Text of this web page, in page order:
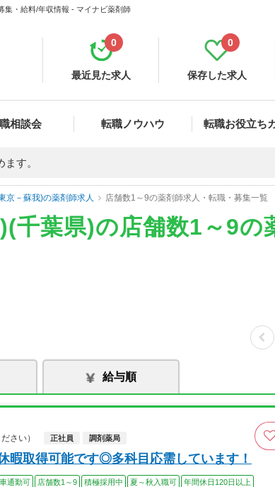
集・給料/年収情報 - マイナビ薬剤師
最近見た求人
0
保存した求人
0
相談会 転職ノウハウ 転職お役立ち
す。
京－蘇我)の薬剤師求人 店舗数1～9の薬剤師求人・転職・募集一覧
千葉県)の店舗数1～9の
給与順
さい）
正社員 調剤薬局
暇取得可能です◎多科目応需しています！
車通勤可 店舗数1～9 積極採用中 夏～秋入職可 年間休日120日以上